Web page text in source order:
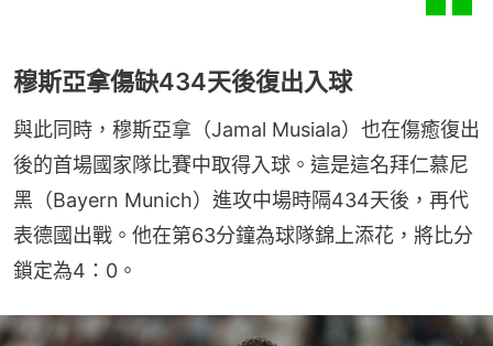
穆斯亞拿傷缺434天後復出入球
與此同時，穆斯亞拿（Jamal Musiala）也在傷癒復出
後的首場國家隊比賽中取得入球。這是這名拜仁慕尼
黑（Bayern Munich）進攻中場時隔434天後，再代
表德國出戰。他在第63分鐘為球隊錦上添花，將比分
鎖定為4：0。